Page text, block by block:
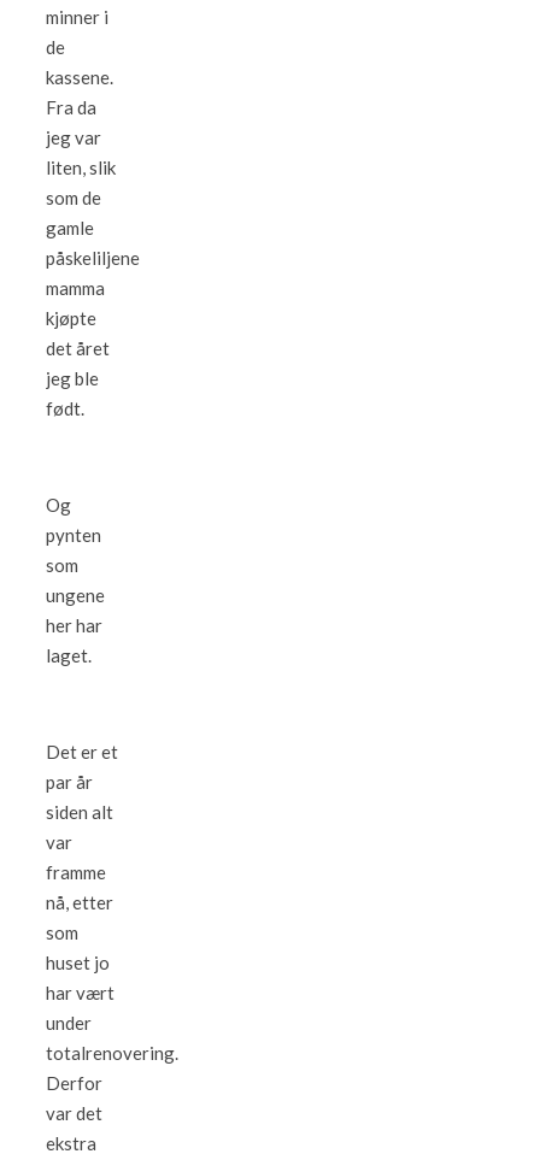
minner i
de
kassene.
Fra da
jeg var
liten, slik
som de
gamle
påskeliljene
mamma
kjøpte
det året
jeg ble
født.
Og
pynten
som
ungene
her har
laget.
Det er et
par år
siden alt
var
framme
nå, etter
som
huset jo
har vært
under
totalrenovering.
Derfor
var det
ekstra